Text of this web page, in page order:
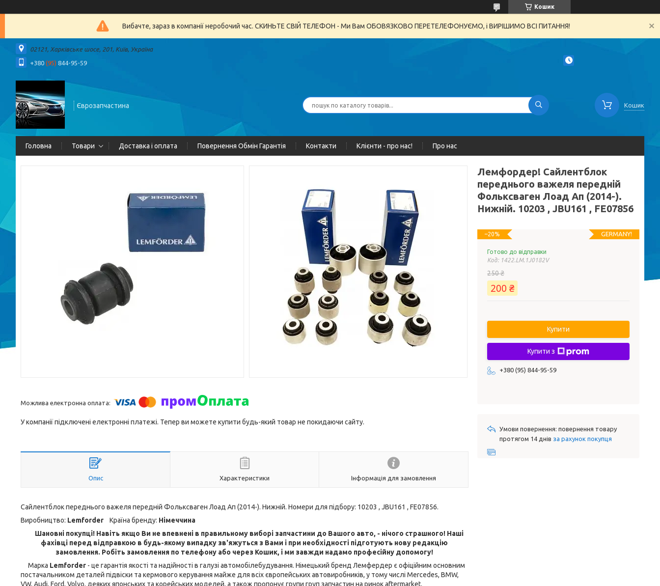
Кошик
Вибачте, зараз в компанії неробочий час. СКИНЬТЕ СВІЙ ТЕЛЕФОН - Ми Вам ОБОВЯЗКОВО ПЕРЕТЕЛЕФОНУЄМО, і ВИРІШИМО ВСІ ПИТАННЯ!
02121, Харківське шосе, 201, Київ, Україна
+380 (95) 844-95-59
Єврозапчастина Кошик
Головна Товари Доставка і оплата Повернення Обмін Гарантія Контакти Клієнти - про нас! Про нас
У компанії підключені електронні платежі. Тепер ви можете купити будь-який товар не покидаючи сайту.
Опис Характеристики Інформація для замовлення
Сайлентблок переднього важеля передній Фольксваген Лоад Ап (2014-). Нижній. Номери для підбору: 10203 , JBU161 , FE07856.
Виробництво: Lemforder Країна бренду: Німеччина
Шановні покупці! Навіть якщо Ви не впевнені в правильному виборі запчастини до Вашого авто, - нічого страшного! Наші
фахівці перед відправкою в будь-якому випадку зв'яжуться з Вами і при необхідності підготують нову редакцію
замовлення. Робіть замовлення по телефону або через Кошик, і ми завжди надамо професійну допомогу!
Марка Lemforder - це гарантія якості та надійності в галузі автомобілебудування. Німецький бренд Лемфердер є офіційним основним
постачальником деталей підвіски та кермового керування майже для всіх європейських автовиробників, у тому числі Mercedes, BMW,
VW, Audi, Ford, Volvo, деяких японських та корейських моделей, а також пропонує групи груп запчастин на ринок aftermarket.
Лемфордер! Сайлентблок
переднього важеля передній
Фольксваген Лоад Ап (2014-).
Нижній. 10203 , JBU161 , FE07856
GERMANY!
–20%
Готово до відправки
Код: 1422.LM.1J0182V
250 ₴
200 ₴
Купити
Купити з
+380 (95) 844-95-59
повернення товару
протягом 14 днів за рахунок покупця